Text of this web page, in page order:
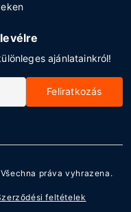
ajánlatainkról!
Feliratkozás
Všechna práva vyhrazena.
feltételek